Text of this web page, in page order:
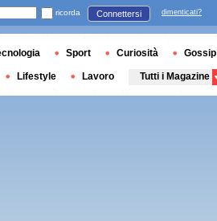
ricorda Connettersi dimenticati?
Sport Curiosità Gossip
Lifestyle Lavoro Tutti i Magazine